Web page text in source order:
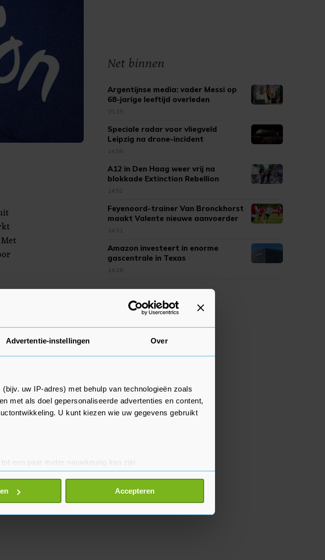
Advertentie-instellingen Over
uw IP-adres) met behulp van technologieën zoals
met als doel gepersonaliseerde advertenties en content,
U kunt kiezen wie uw gegevens gebruikt
een paar meter nauwkeurig kan zijn
eigenschappen (fingerprinting)
stel uw voorkeuren in het
detailgedeelte
Accepteren
Net binnen
Argentijnse media: vader Messi op
68-jarige leeftijd overleden
15:19
Speciale radar voor vliegveld
Leipzig na drone-incident
14:56
A12 in Den Haag weer vrij na
blokkade Extinction Rebellion
14:52
Feyenoord-trainer Van Bronckhorst
maakt Valente nieuwe aanvoerder
14:31
Amazon investeert in enorme
gascentrale in Texas
14:28